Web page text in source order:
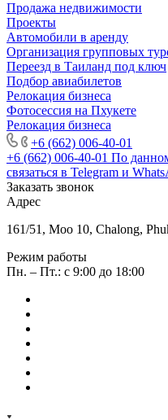
Продажа недвижимости
Проекты
Автомобили в аренду
Организация групповых
Переезд в Таиланд под ключ
Подбор авиабилетов
Релокация бизнеса
Фотоcессия на Пхукете
Релокация бизнеса
+6 (662) 006-40-01
+6 (662) 006-40-01 По
связаться в Telegram и
Заказать звонок
Адрес
161/51, Moo 10, Chalong,
Режим работы
Пн. – Пт.: с 9:00 до 18:00